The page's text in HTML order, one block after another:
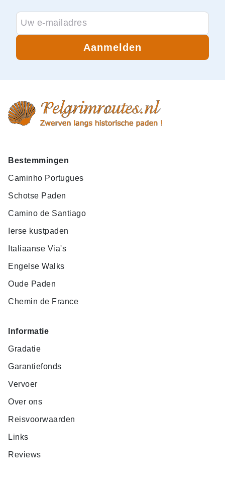
Aanmelden
Bestemmingen
Caminho Portugues
Schotse Paden
Camino de Santiago
Ierse kustpaden
Italiaanse Via's
Engelse Walks
Oude Paden
Chemin de France
Informatie
Gradatie
Garantiefonds
Vervoer
Over ons
Reisvoorwaarden
Links
Reviews